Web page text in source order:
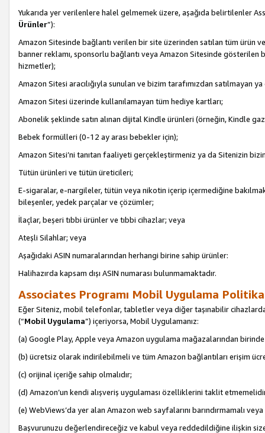
Yukarıda yer verilenlere halel gelmemek üzere, aşağıda belirtilenler
Ürünler”):
Amazon Sitesinde bağlantı verilen bir site üzerinden satılan tüm ürün
banner reklamı, sponsorlu bağlantı veya Amazon Sitesinde gösterilen
hizmetler);
Amazon Sitesi aracılığıyla sunulan ve bizim tarafımızdan satılmayan
Amazon Sitesi üzerinde kullanılamayan tüm hediye kartları;
Abonelik şeklinde satın alınan dijital Kindle ürünleri (örneğin, Kindle
Bebek formülleri (0-12 ay arası bebekler için);
Amazon Sitesi’ni tanıtan faaliyeti gerçekleştirmeniz ya da Sitenizin
Tütün ürünleri ve tütün üreticileri;
E-sigaralar, e-nargileler, tütün veya nikotin içerip içermediğine
bileşenler, yedek parçalar ve çözümler;
İlaçlar, beşeri tıbbi ürünler ve tıbbi cihazlar; veya
Ateşli Silahlar; veya
Aşağıdaki ASIN numaralarından herhangi birine sahip ürünler:
Halihazırda kapsam dışı ASIN numarası bulunmamaktadır.
Associates Programı Mobil Uygulama
Eğer Siteniz, mobil telefonlar, tabletler veya diğer taşınabilir
(“Mobil Uygulama”) içeriyorsa, Mobil Uygulamanız:
(a) Google Play, Apple veya Amazon uygulama mağazalarından birinde
(b) ücretsiz olarak indirilebilmeli ve tüm Amazon bağlantıları erişim
(c) orijinal içeriğe sahip olmalıdır;
(d) Amazon’un kendi alışveriş uygulaması özelliklerini taklit
(e) WebViews’da yer alan Amazon web sayfalarını barındırmamalı
Başvurunuzu değerlendireceğiz ve kabul veya reddedildiğine ilişkin